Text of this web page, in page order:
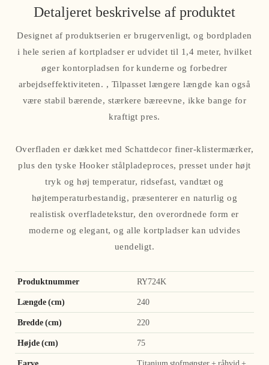
Detaljeret beskrivelse af produktet
Designet af produktserien er brugervenligt, og bordpladen
i hele serien af ​​kortpladser er udvidet til 1,4 meter, hvilket
øger kontorpladsen for kunderne og forbedrer
arbejdseffektiviteten. , Tilpasset længere længde kan også
være stabil bærende, stærkere bæreevne, ikke bange for
kraftigt pres.
Overfladen er dækket med Schattdecor finer-klistermærker,
plus den tyske Hooker stålpladeproces, presset under højt
tryk og høj temperatur, ridsefast, vandtæt og
højtemperaturbestandig, præsenterer en naturlig og
realistisk overfladetekstur, den overordnede form er
moderne og elegant, og alle kortpladser kan udvides
uendeligt.
Produktnummer RY724K
Længde (cm) 240
Bredde (cm) 220
Højde (cm) 75